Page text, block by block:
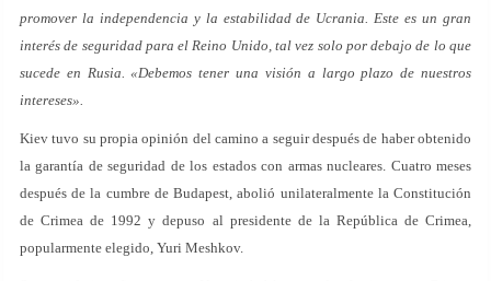
promover la independencia y la estabilidad de Ucrania. Este es un gran
interés de seguridad para el Reino Unido, tal vez solo por debajo de lo que
sucede en Rusia. «Debemos tener una visión a largo plazo de nuestros
intereses».
Kiev tuvo su propia opinión del camino a seguir después de haber obtenido
la garantía de seguridad de los estados con armas nucleares. Cuatro meses
después de la cumbre de Budapest, abolió unilateralmente la Constitución
de Crimea de 1992 y depuso al presidente de la República de Crimea,
popularmente elegido, Yuri Meshkov.